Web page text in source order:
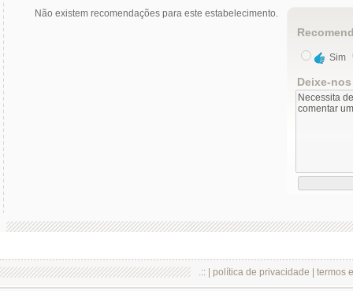
Não existem recomendações para este estabelecimento.
Sim
Deixe-
.:: | política de privacidade termos